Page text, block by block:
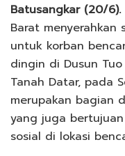
Batusangkar (20/6).
Barat menyerahkan
untuk korban
dingin di Dusun
Tanah Datar, pada
merupakan bagian
yang juga
sosial di lokasi